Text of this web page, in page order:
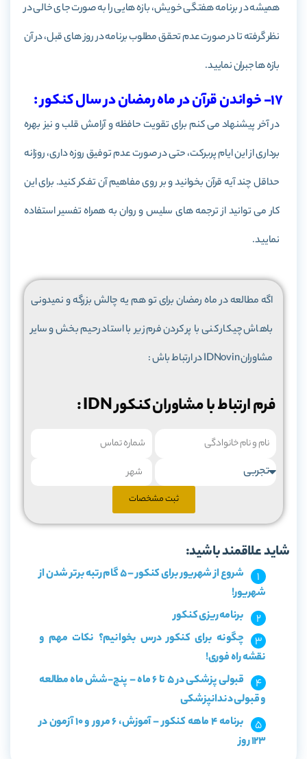
همیشه در برنامه هفتگی خویش، بازه هایی را به صورت جای خالی در
نظر گرفته تا در صورت عدم تحقق مطلوب برنامه در روز های قبل، در آن
بازه ها جبران نمایید.
17- خواندن قرآن در ماه رمضان در سال کنکور :
در آخر پیشنهاد می کنم برای تقویت حافظه و آرامش قلب و نیز بهره
برداری از این ایام پربرکت، حتی در صورت عدم توفیق روزه داری، روزانه
حداقل چند آیه قرآن بخوانید و بر روی مفاهیم آن تفکر کنید. برای این
کار می توانید از ترجمه های سلیس و روان به همراه تفسیر استفاده
نمایید.
اگه مطالعه در ماه رمضان برای تو هم یه چالش بزرگه و نمیدونی
باهاش چیکار کنی با پر کردن فرم زیر با استاد رحیم بخش و سایر
مشاوران IDNovin در ارتباط باش :
فرم ارتباط با مشاوران کنکور IDN :
ثبت مشخصات
شاید علاقمند باشید:
شروع از شهریور برای کنکور – 5 گام رتبه برتر شدن از
شهریور!
برنامه ریزی کنکور
چگونه برای کنکور درس بخوانیم؟ نکات مهم و
نقشه راه فوری!
قبولی پزشکی در 5 تا 6 ماه – پنج-شش ماه مطالعه
و قبولی دندانپزشکی
برنامه 4 ماهه کنکور – آموزش، 6 مرور و 10 آزمون در
123 روز